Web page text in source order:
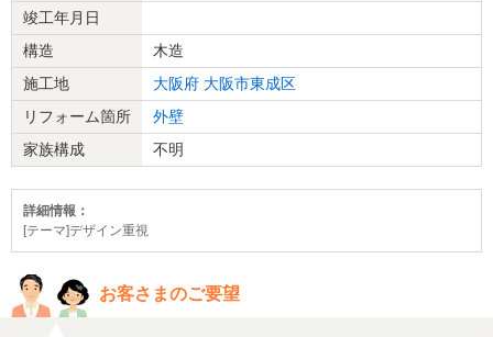
竣工年月日
構造
木造
施工地
大阪府 大阪市東成区
リフォーム箇所
外壁
家族構成
不明
詳細情報：
[テーマ]デザイン重視
お客さまのご要望